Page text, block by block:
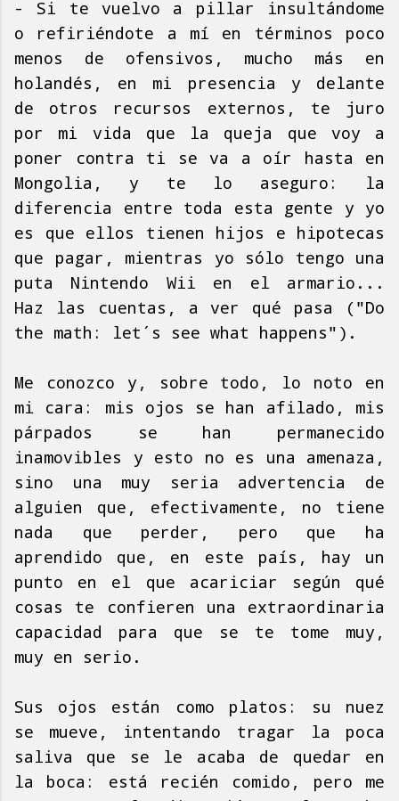
- Si te vuelvo a pillar insultándome
o refiriéndote a mí en términos poco
menos de ofensivos, mucho más en
holandés, en mi presencia y delante
de otros recursos externos, te juro
por mi vida que la queja que voy a
poner contra ti se va a oír hasta en
Mongolia, y te lo aseguro: la
diferencia entre toda esta gente y yo
es que ellos tienen hijos e hipotecas
que pagar, mientras yo sólo tengo una
puta Nintendo Wii en el armario...
Haz las cuentas, a ver qué pasa ("Do
the math: let´s see what happens").
Me conozco y, sobre todo, lo noto en
mi cara: mis ojos se han afilado, mis
párpados se han permanecido
inamovibles y esto no es una amenaza,
sino una muy seria advertencia de
alguien que, efectivamente, no tiene
nada que perder, pero que ha
aprendido que, en este país, hay un
punto en el que acariciar según qué
cosas te confieren una extraordinaria
capacidad para que se te tome muy,
muy en serio.
Sus ojos están como platos: su nuez
se mueve, intentando tragar la poca
saliva que se le acaba de quedar en
la boca: está recién comido, pero me